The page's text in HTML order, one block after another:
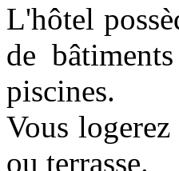
L'hôtel
de
piscines.
Vous
ou terrasse.